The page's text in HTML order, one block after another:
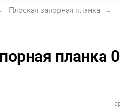
Плоская запорная планка
планка